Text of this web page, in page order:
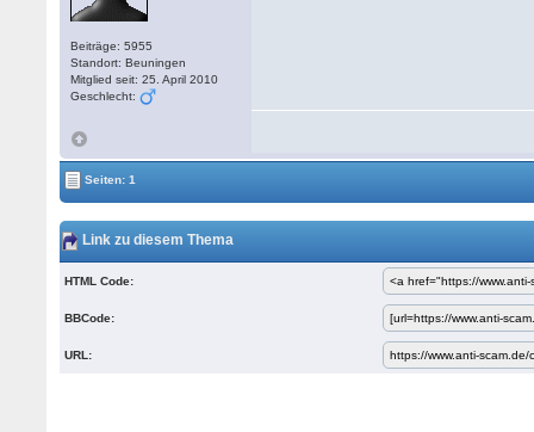
Beiträge: 5955
Standort: Beuningen
Mitglied seit: 25. April 2010
Geschlecht:
Seiten: 1
Link zu diesem Thema
HTML Code:
BBCode:
URL: